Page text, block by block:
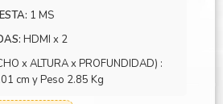
1 MS
HDMI x 2
x ALTURA x PROFUNDIDAD) :
cm y Peso 2.85 Kg